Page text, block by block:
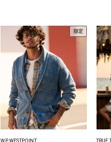
フォーカスブランド
セールおすすめアイテム
人気アイテム TOP 15
限定
WP WESTPOINT TRUE